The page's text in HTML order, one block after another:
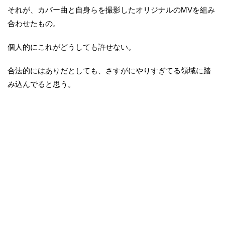
それが、カバー曲と自身らを撮影したオリジナルのMVを組み
合わせたもの。
個人的にこれがどうしても許せない。
合法的にはありだとしても、さすがにやりすぎてる領域に踏
み込んでると思う。